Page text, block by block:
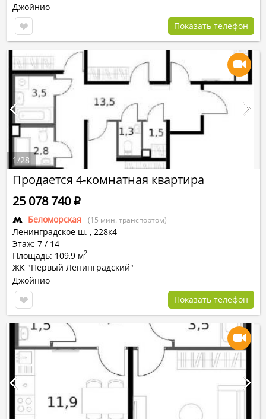
Джойнио
Показать телефон
Продается 4-комнатная квартира
Беломорская (15 мин. транспортом)
Ленинградское ш. , 228к4
Этаж: 7 / 14
Площадь: 109,9 м2
ЖК "Первый Ленинградский"
25 078 740Р
Джойнио
Показать телефон
1/28